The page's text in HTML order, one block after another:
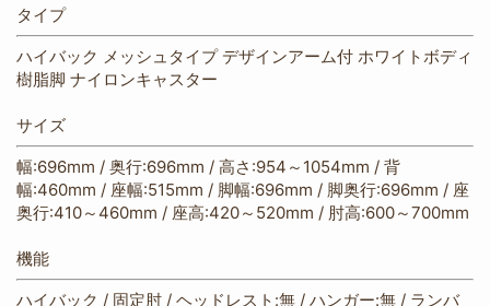
タイプ
ハイバック メッシュタイプ デザインアーム付 ホワイトボディ
樹脂脚 ナイロンキャスター
サイズ
幅:696mm / 奥行:696mm / 高さ:954～1054mm / 背
幅:460mm / 座幅:515mm / 脚幅:696mm / 脚奥行:696mm / 座
奥行:410～460mm / 座高:420～520mm / 肘高:600～700mm
機能
ハイバック / 固定肘 / ヘッドレスト:無 / ハンガー:無 / ランバ